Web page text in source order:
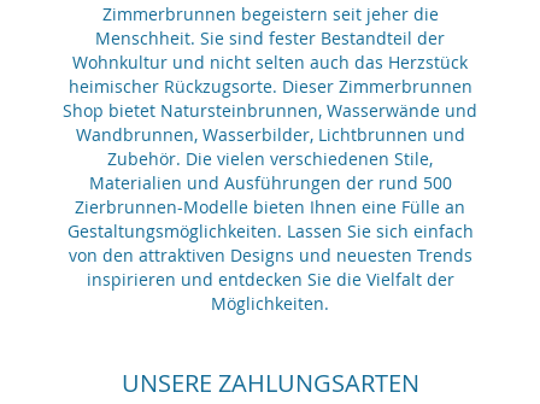
Zimmerbrunnen begeistern seit jeher die
Menschheit. Sie sind fester Bestandteil der
Wohnkultur und nicht selten auch das Herzstück
heimischer Rückzugsorte. Dieser Zimmerbrunnen
Shop bietet Natursteinbrunnen, Wasserwände und
Wandbrunnen, Wasserbilder, Lichtbrunnen und
Zubehör. Die vielen verschiedenen Stile,
Materialien und Ausführungen der rund 500
Zierbrunnen-Modelle bieten Ihnen eine Fülle an
Gestaltungsmöglichkeiten. Lassen Sie sich einfach
von den attraktiven Designs und neuesten Trends
inspirieren und entdecken Sie die Vielfalt der
Möglichkeiten.
UNSERE ZAHLUNGSARTEN